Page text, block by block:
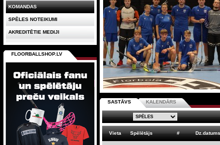
SASTĀVS KALENDĀRS
Vieta Spēlētājs # Dz.datums
KOMANDAS
SPĒLES NOTEIKUMI
AKREDITĒTIE MEDIJI
FLOORBALLSHOP.LV